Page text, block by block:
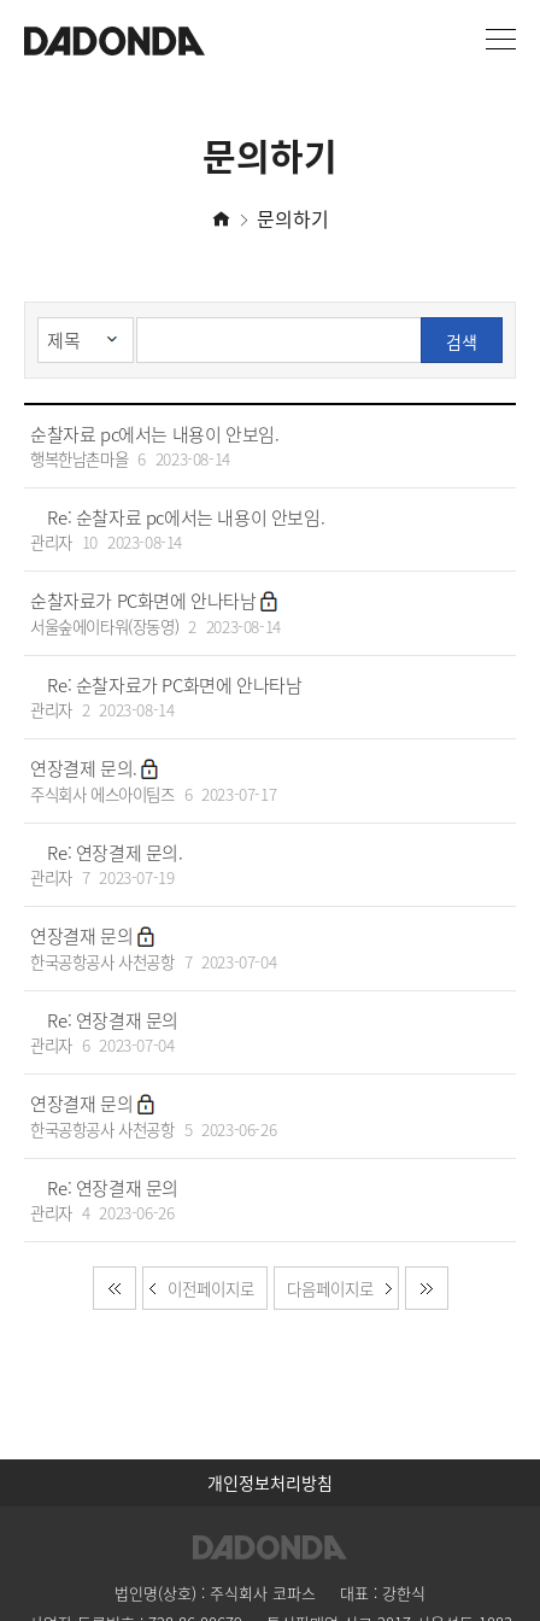
문의하기
문의하기
검색
순찰자료 pc에서는 내용이 안보임.
행복한남촌마을 6 2023-08-14
Re: 순찰자료 pc에서는 내용이 안보임.
관리자 10 2023-08-14
순찰자료가 PC화면에 안나타남
서울숲에이타워(장동영) 2 2023-08-14
Re: 순찰자료가 PC화면에 안나타남
관리자 2 2023-08-14
연장결제 문의.
주식회사 에스아이팀즈 6 2023-07-17
Re: 연장결제 문의.
관리자 7 2023-07-19
연장결재 문의
한국공항공사 사천공항 7 2023-07-04
Re: 연장결재 문의
관리자 6 2023-07-04
연장결재 문의
한국공항공사 사천공항 5 2023-06-26
Re: 연장결재 문의
관리자 4 2023-06-26
이전페이지로 다음페이지로
개인정보처리방침
법인명(상호) : 주식회사 코파스
대표 : 강한식